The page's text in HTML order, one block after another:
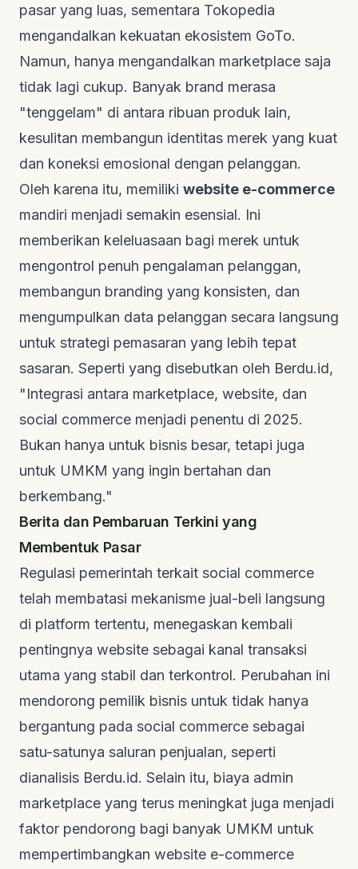
pasar yang luas, sementara Tokopedia
mengandalkan kekuatan ekosistem GoTo.
Namun, hanya mengandalkan marketplace saja
tidak lagi cukup. Banyak brand merasa
"tenggelam" di antara ribuan produk lain,
kesulitan membangun identitas merek yang kuat
dan koneksi emosional dengan pelanggan.
Oleh karena itu, memiliki website e-commerce
mandiri menjadi semakin esensial. Ini
memberikan keleluasaan bagi merek untuk
mengontrol penuh pengalaman pelanggan,
membangun branding yang konsisten, dan
mengumpulkan data pelanggan secara langsung
untuk strategi pemasaran yang lebih tepat
sasaran. Seperti yang disebutkan oleh Berdu.id,
"Integrasi antara marketplace, website, dan
social commerce menjadi penentu di 2025.
Bukan hanya untuk bisnis besar, tetapi juga
untuk UMKM yang ingin bertahan dan
berkembang."
Berita dan Pembaruan Terkini yang
Membentuk Pasar
Regulasi pemerintah terkait social commerce
telah membatasi mekanisme jual-beli langsung
di platform tertentu, menegaskan kembali
pentingnya website sebagai kanal transaksi
utama yang stabil dan terkontrol. Perubahan ini
mendorong pemilik bisnis untuk tidak hanya
bergantung pada social commerce sebagai
satu-satunya saluran penjualan, seperti
dianalisis Berdu.id. Selain itu, biaya admin
marketplace yang terus meningkat juga menjadi
faktor pendorong bagi banyak UMKM untuk
mempertimbangkan website e-commerce